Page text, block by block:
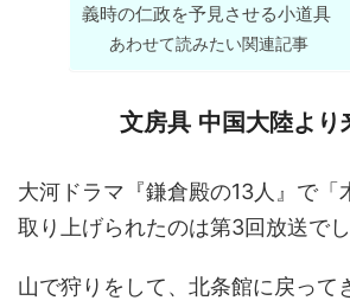
義時の仁政を予見させる小道具
あわせて読みたい関連記事
文房具 中国大陸より
大河ドラマ『鎌倉殿の13人』で「
取り上げられたのは第3回放送でし
山で狩りをして、北条館に戻って